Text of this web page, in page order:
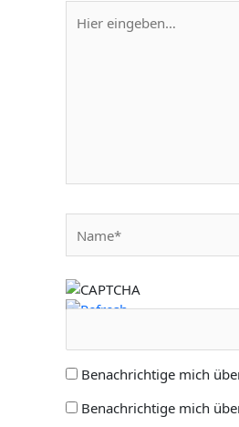
eingeben…
Benachrichtige mich
Benachrichtige mich